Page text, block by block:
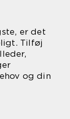
er det
Tilføj
og din